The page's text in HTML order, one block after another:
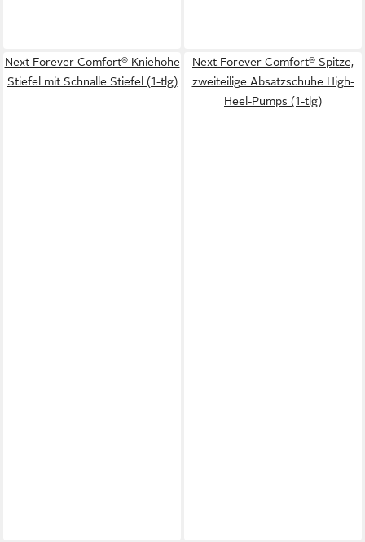
Next Forever Comfort® Kniehohe
Stiefel mit Schnalle Stiefel (1-tlg)
Next Forever Comfort® Spitze,
zweiteilige Absatzschuhe High-
Heel-Pumps (1-tlg)